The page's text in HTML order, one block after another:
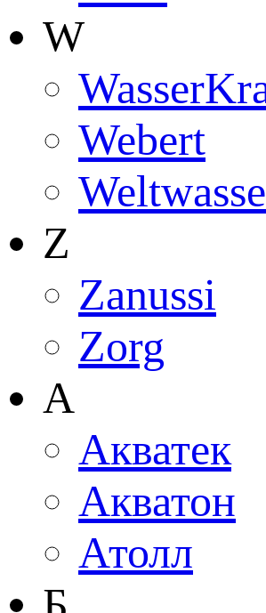
W
Webert
Z
Zanussi
Zorg
А
Акватек
Акватон
Атолл